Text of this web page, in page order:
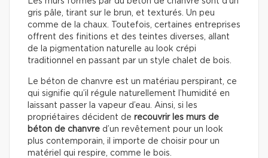
gris pâle, tirant sur le brun, et texturés. Un peu
comme de la chaux. Toutefois, certaines entreprises
offrent des finitions et des teintes diverses, allant
de la pigmentation naturelle au look crépi
traditionnel en passant par un style chalet de bois.
Le béton de chanvre est un matériau perspirant, ce
qui signifie qu’il régule naturellement l’humidité en
laissant passer la vapeur d’eau. Ainsi, si les
propriétaires décident de recouvrir les murs de
béton de chanvre d’un revêtement pour un look
plus contemporain, il importe de choisir pour un
matériel qui respire, comme le bois.